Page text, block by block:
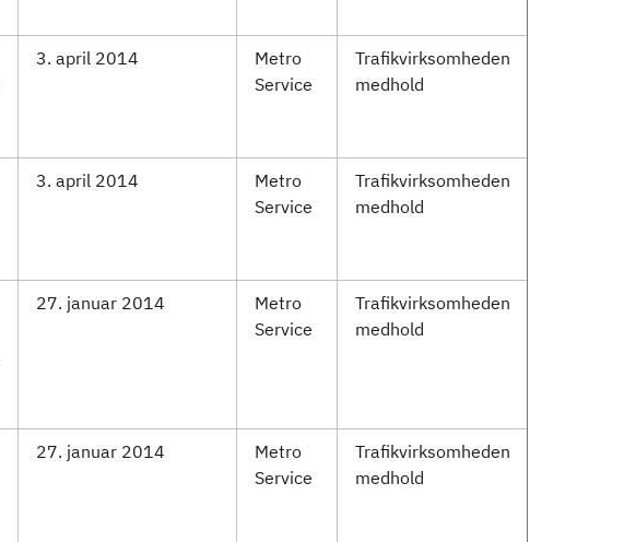
3. april 2014
Metro
Service
Trafikvirksomheden
medhold
3. april 2014
Metro
Service
Trafikvirksomheden
medhold
27. januar 2014
Metro
Service
Trafikvirksomheden
medhold
27. januar 2014
Metro
Service
Trafikvirksomheden
medhold